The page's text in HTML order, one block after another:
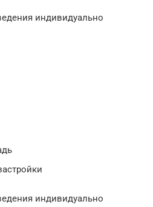
индивидуально
индивидуально